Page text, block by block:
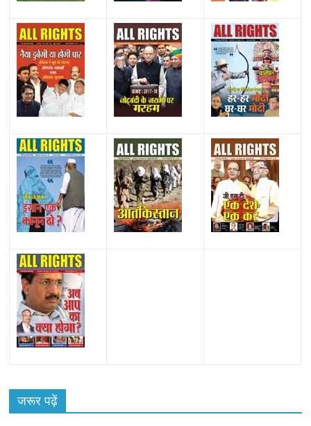
जरूर पढ़ें
राजनीतिक
समाजवादी पार्टी ने किया महंगाई के खिलाफ प्रदर्शन